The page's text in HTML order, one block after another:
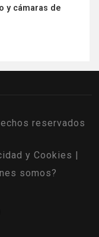
y cámaras de
reservados
y Cookies
somos?